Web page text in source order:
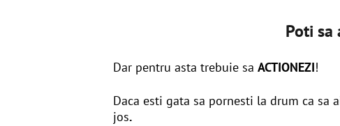
Poti
Dar pentru asta trebuie saACTIONEZI!
Daca esti gata sa pornesti la drum ca sa
jos.